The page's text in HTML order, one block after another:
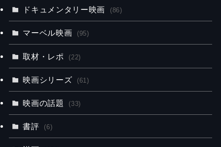
ドキュメンタリー映画 (86)
マーベル映画 (95)
取材・レポ (22)
映画シリーズ (61)
映画の話題 (33)
書評 (6)